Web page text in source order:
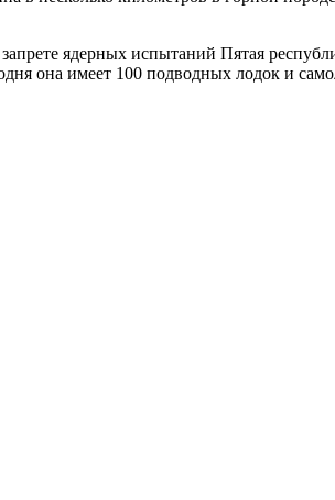
ядерных испытаний Пятая
она имеет 100 подводных лодок и